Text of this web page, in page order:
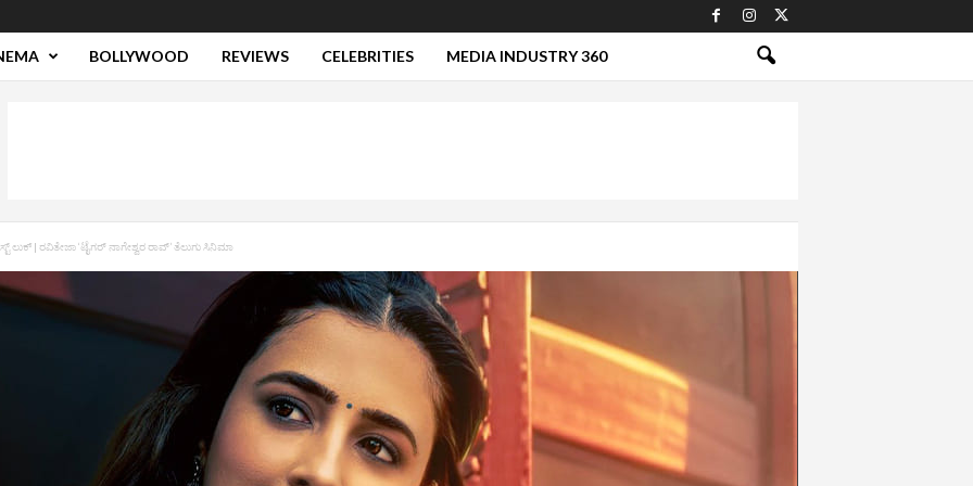
BOLLYWOOD REVIEWS CELEBRITIES MEDIA INDUSTRY 360
| ರವಿತೇಜಾ ‘ಟೈಗರ್‌ ನಾಗೇಶ್ವರ ರಾವ್‌’ ತೆಲುಗು ಸಿನಿಮಾ